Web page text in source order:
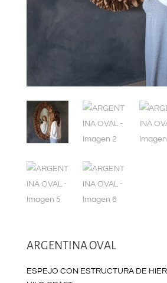
ARGENTINA OVAL
ESPEJO CON ESTRUCTURA DE